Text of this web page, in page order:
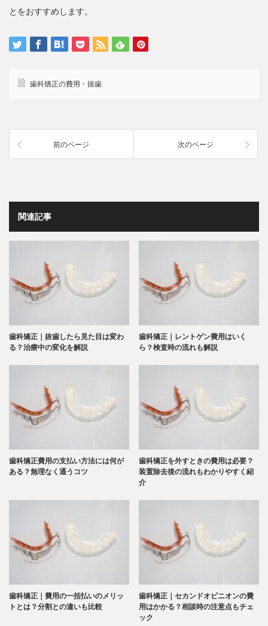
とをおすすめします。
歯科矯正の費用・抜歯
前のページ 次のページ
関連記事
歯科矯正｜抜歯したら見た目は変わ
る？治療中の変化を解説
歯科矯正｜レントゲン費用はいく
ら？検査時の流れも解説
歯科矯正費用の支払い方法には何が
ある？無理なく通うコツ
歯科矯正を外すときの費用は必要？
装置除去後の流れもわかりやすく紹
介
歯科矯正｜費用の一括払いのメリッ
トとは？分割との違いも比較
歯科矯正｜セカンドオピニオンの費
用はかかる？相談時の注意点もチェ
ック